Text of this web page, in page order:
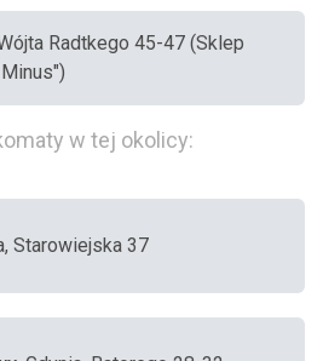
Radtkego 45-47 (Sklep
w tej okolicy:
Starowiejska 37